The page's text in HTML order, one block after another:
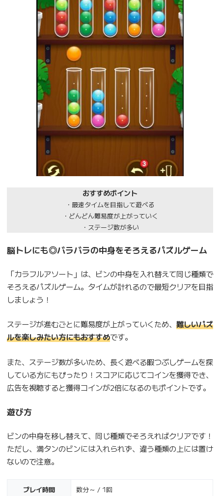
おすすめポイント
・最速タイムを目指して遊べる
・どんどん難易度が上がっていく
・ステージ数が多い
脳トレにも◎バラバラの中身をそろえるパズルゲーム
「カラフルアソート」は、ビンの中身を入れ替えて同じ種類で
そろえるパズルゲーム。タイムが計れるので最短クリアを目指
しましょう！
ステージが進むごとに難易度が上がっていくため、 難しいパズ
ルを楽しみたい方にもおすすめです。
また、ステージ数が多いため、長く遊べる暇つぶしゲームを探
している方にもぴったり！スコアに応じてコインを獲得でき、
広告を視聴すると獲得コインが2倍になるのもポイントです。
遊び方
ビンの中身を移し替えて、同じ種類でそろえればクリアです！
ただし、満タンのビンには入れられず、違う種類の上には置け
ないので注意。
プレイ時間 数分～ / 1回